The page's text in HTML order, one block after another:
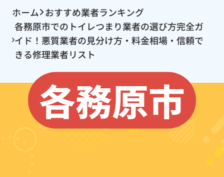
ホーム おすすめ業者ランキング
各務原市でのトイレつまり業者の選び方完全ガ
イド！悪質業者の見分け方・料金相場・信頼で
きる修理業者リスト
各務原市